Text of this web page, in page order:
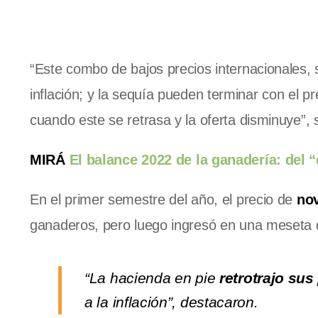
“Este combo de bajos precios
inflación; y la sequía pueden terminar con el
cuando este se retrasa y la oferta
MIRÁ El balance 2022 de la ganadería: del
En el primer semestre del año, el precio de
ganaderos, pero luego ingresó en una
“La hacienda en pie retrotrajo
a la inflación”, destacaron.